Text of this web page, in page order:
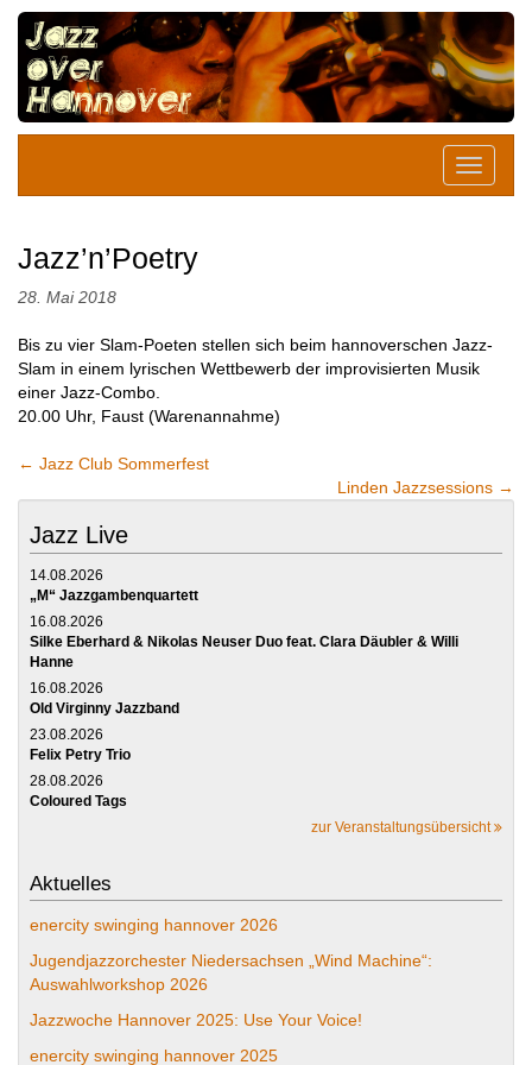
Jazz’n’Poetry
28. Mai 2018
Bis zu vier Slam-Poeten stellen sich beim hannoverschen Jazz-
Slam in einem lyrischen Wettbewerb der improvisierten Musik
einer Jazz-Combo.
20.00 Uhr, Faust (Warenannahme)
← Jazz Club Sommerfest
Linden Jazzsessions →
Jazz Live
14.08.2026
„M“ Jazzgambenquartett
16.08.2026
Silke Eberhard & Nikolas Neuser Duo feat. Clara Däubler & Willi
Hanne
16.08.2026
Old Virginny Jazzband
23.08.2026
Felix Petry Trio
28.08.2026
Coloured Tags
zur Veranstaltungsübersicht
Aktuelles
enercity swinging hannover 2026
Jugendjazzorchester Niedersachsen „Wind Machine“:
Auswahlworkshop 2026
Jazzwoche Hannover 2025: Use Your Voice!
enercity swinging hannover 2025